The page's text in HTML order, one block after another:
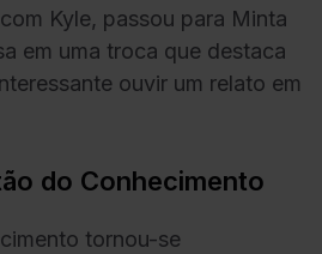
Kyle, passou para Minta
em uma troca que destaca
ouvir um relato em
do Conhecimento
tornou-se